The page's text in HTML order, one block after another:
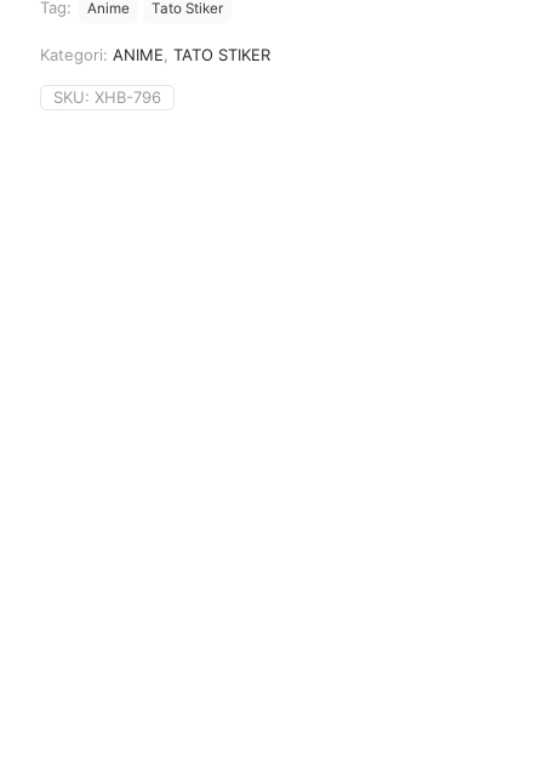
Tag: Anime Tato Stiker
Kategori: ANIME TATO STIKER
SKU: XHB-796